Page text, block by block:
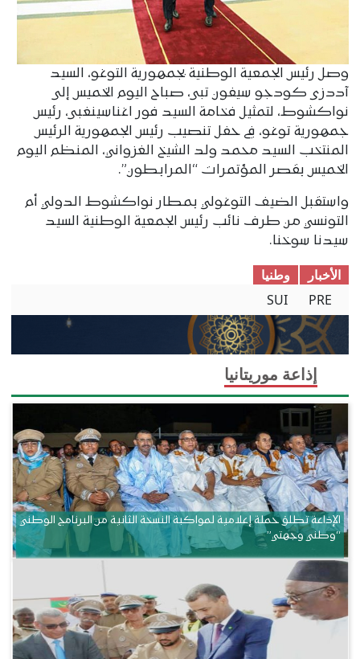
وصل رئيس الجمعية الوطنية بجمهورية التوغو، السيد
آددزى كودجو سيفون تبى، صباح اليوم الخميس إلى
نواكشوط، لتمثيل فخامة السيد فور اغناسينغبى، رئيس
جمهورية توغو، في حفل تنصيب رئيس الجمهورية الرئيس
المنتخب السيد محمد ولد الشيخ الغزواني، المنظم اليوم
الخميس بقصر المؤتمرات “المرابطون”.
واستقبل الضيف التوغولي بمطار نواكشوط الدولي أم
التونسي من طرف نائب رئيس الجمعية الوطنية السيد
سيدنا سوخنا.
الأخبار
وطنیا
PRE
SUI
إذاعة موريتانيا
الإذاعة تطلق حملة إعلامية لمواكبة النسخة الثانية من البرنامج الوطني
“وطني وجهتي”